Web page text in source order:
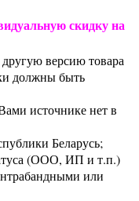
скидку на
версию товара
должны быть
источнике нет в
Беларусь;
(ООО, ИП и т.п.)
или